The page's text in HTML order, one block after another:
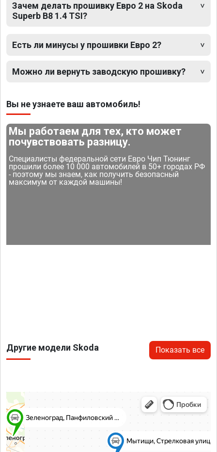
Зачем делать прошивку Евро 2 на Skoda
Superb B8 1.4 TSI?
Есть ли минусы у прошивки Евро 2?
Можно ли вернуть заводскую прошивку?
Вы не узнаете ваш автомобиль!
Мы работаем для тех, кто может
почувствовать разницу.
Специалисты федеральной сети Евро Чип Тюнинг
прошили более 10 000 автомобилей в 50+ городах РФ
- поэтому мы знаем, как получить безопасный
максимум от каждой машины!
Другие модели Skoda Показать все